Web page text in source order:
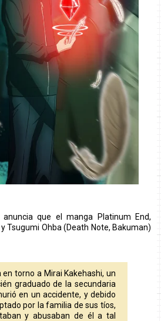
que el manga Platinum End,
Tsugumi Ohba (Death Note, Bakuman)
en torno a Mirai Kakehashi, un
graduado de la secundaria
en un accidente, y debido
por la familia de sus tíos,
y abusaban de él a tal